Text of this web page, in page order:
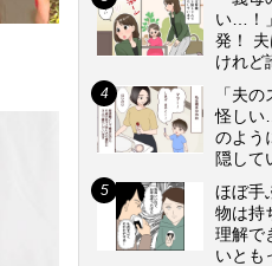
い…！
発！
けれど
「夫
怪しい
のよう
隠して
ほぼ手
物は持
理解で
いとも